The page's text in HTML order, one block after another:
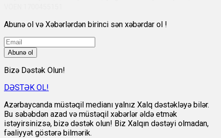
Abunə ol və Xəbərlərdən birinci sən xəbərdar ol !
Abunə ol
Bizə Dəstək Olun!
DƏSTƏK OL!
Azərbaycanda müstəqil medianı yalnız Xalq dəstəkləyə bilər.
Bu səbəbdən azad və müstəqil xəbərlər əldə etmək
istəyirsinizsə, bizə dəstək olun! Biz Xalqın dəstəyi olmadan,
fəaliyyət göstərə bilmərik.